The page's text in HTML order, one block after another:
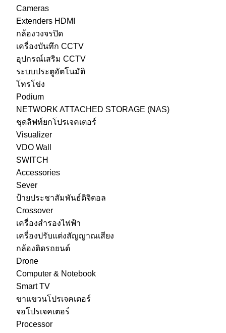
Cameras
Extenders HDMI
กล้องวงจรปิด
เครื่องบันทึก CCTV
อุปกรณ์เสริม CCTV
ระบบประตูอัตโนมัติ
โทรโข่ง
Podium
NETWORK ATTACHED STORAGE (NAS)
ชุดลิฟท์ยกโปรเจคเตอร์
Visualizer
VDO Wall
SWITCH
Accessories
Sever
ป้ายประชาสัมพันธ์ดิจิตอล
Crossover
เครื่องสำรองไฟฟ้า
เครื่องปรับแต่งสัญญาณเสียง
กล้องติดรถยนต์
Drone
Computer & Notebook
Smart TV
ขาแขวนโปรเจคเตอร์
จอโปรเจคเตอร์
Processor